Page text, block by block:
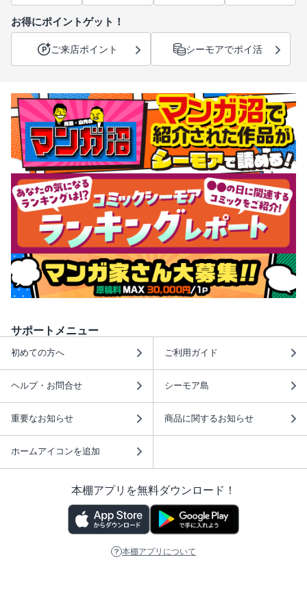
お得にポイントゲット！
ご来店ポイント シーモアでポイ活
サポートメニュー
初めての方へ ご利用ガイド
ヘルプ・お問合せ シーモア島
重要なお知らせ 商品に関するお知らせ
ホームアイコンを追加
本棚アプリを無料ダウンロード！
本棚アプリについて